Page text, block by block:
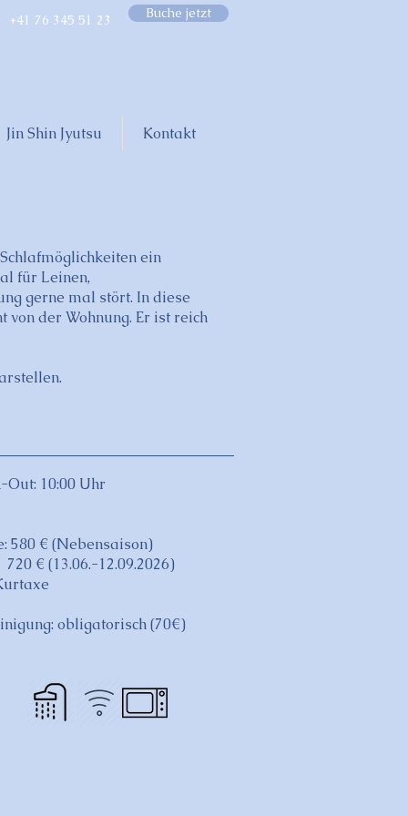
76 345 51 23 Buche jetzt
Jin Shin Jyutsu Kontakt
ein
für Leinen,
gerne mal stört. In diese
der Wohnung. Er ist reich
Out: 10:00 Uhr
580 € (Nebensaison)
(13.06.-12.09.2026)
obligatorisch (70€)